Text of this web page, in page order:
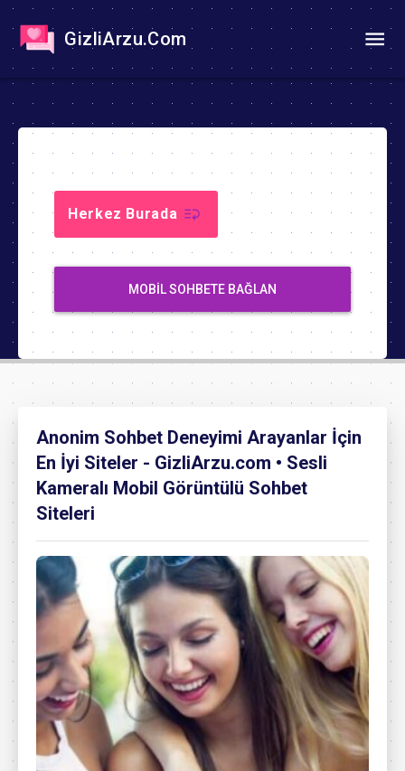
GizliArzu.Com
Herkez Burada
MOBIL SOHBETE BAĞLAN
Anonim Sohbet Deneyimi Arayanlar İçin
En İyi Siteler - GizliArzu.com • Sesli
Kameralı Mobil Görüntülü Sohbet
Siteleri